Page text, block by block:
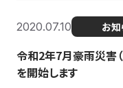
2020.07.10 お知
令和2年7月豪雨災害
を開始します